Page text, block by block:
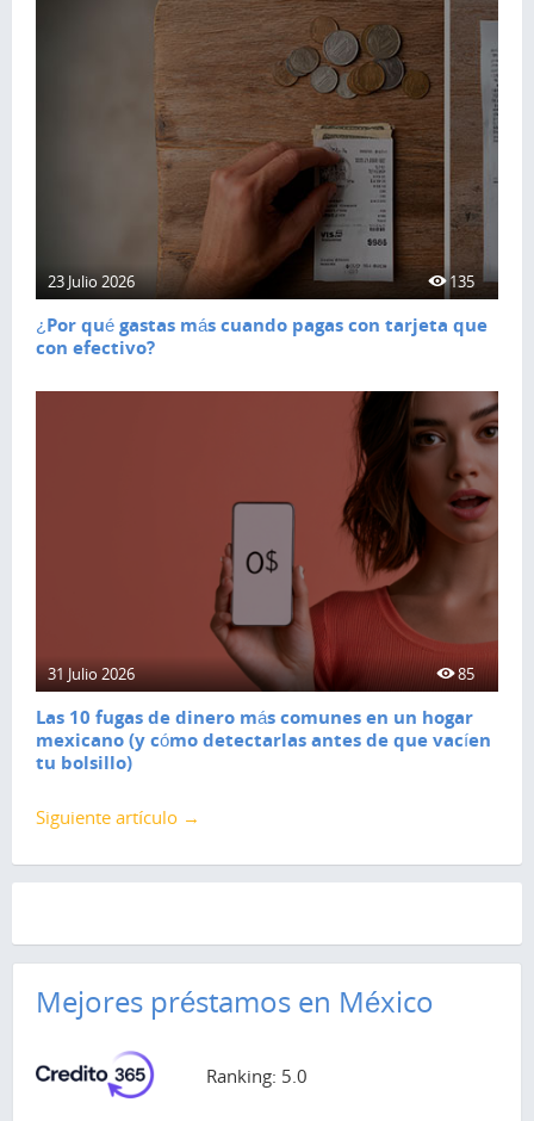
23 Julio 2026 135
¿Por qué gastas más cuando pagas con tarjeta que
con efectivo?
31 Julio 2026 85
Las 10 fugas de dinero más comunes en un hogar
mexicano (y cómo detectarlas antes de que vacíen
tu bolsillo)
Siguiente artículo →
Mejores préstamos en México
Ranking: 5.0